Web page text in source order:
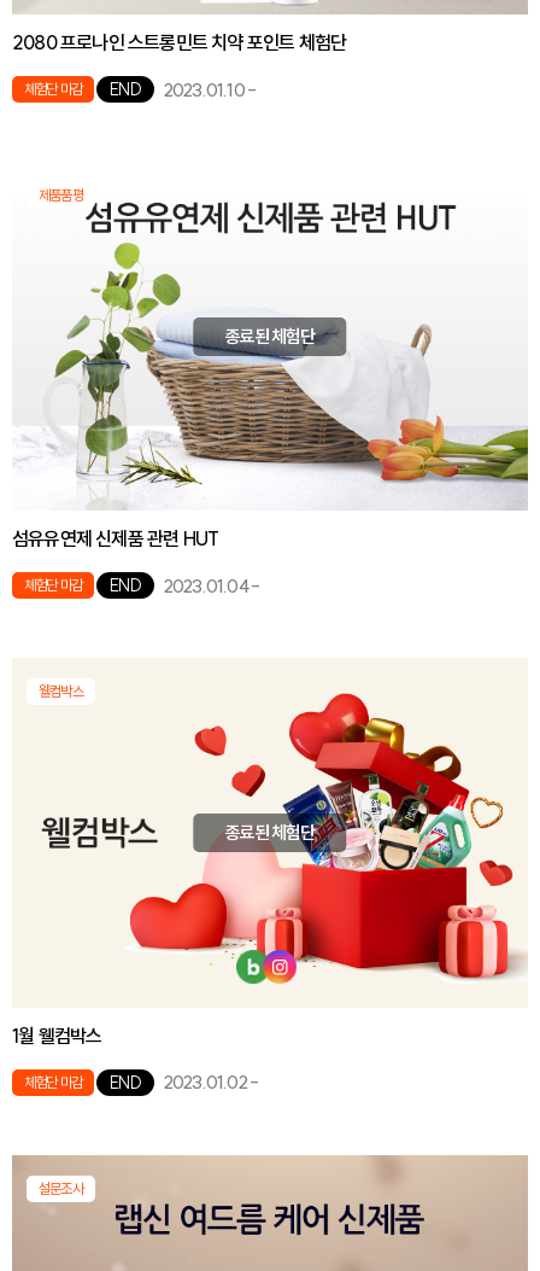
2080 프로나인 스트롱민트 치약 포인트 체험단
체험단 마감 END 2023.01.10-
제품품평
종료된 체험단
섬유유연제 신제품 관련 HUT
체험단 마감 END 2023.01.04-
웰컴박스
종료된 체험단
1월 웰컴박스
체험단 마감 END 2023.01.02-
설문조사